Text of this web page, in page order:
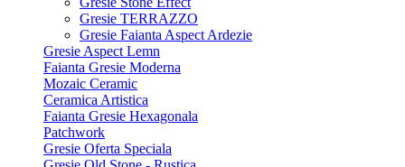
Gresie TERRAZZO
Gresie Faianta Aspect Ardezie
Gresie Aspect Lemn
Faianta Gresie Moderna
Mozaic Ceramic
Ceramica Artistica
Faianta Gresie Hexagonala
Patchwork
Gresie Oferta Speciala